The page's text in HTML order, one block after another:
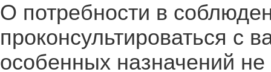
О потребности в
проконсультироваться
особенных назначений